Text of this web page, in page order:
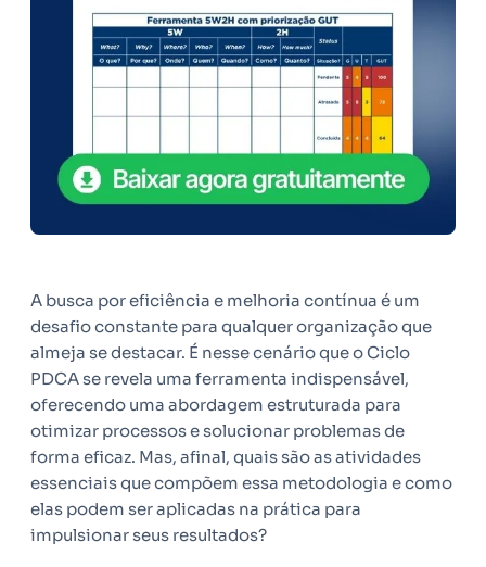
A busca por eficiência e melhoria contínua é um
desafio constante para qualquer organização que
almeja se destacar. É nesse cenário que o Ciclo
PDCA se revela uma ferramenta indispensável,
oferecendo uma abordagem estruturada para
otimizar processos e solucionar problemas de
forma eficaz. Mas, afinal, quais são as atividades
essenciais que compõem essa metodologia e como
elas podem ser aplicadas na prática para
impulsionar seus resultados?